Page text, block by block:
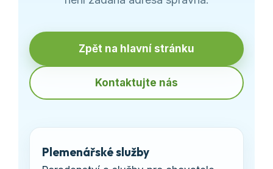
Zpět na hlavní stránku
Kontaktujte nás
Plemenářské služby